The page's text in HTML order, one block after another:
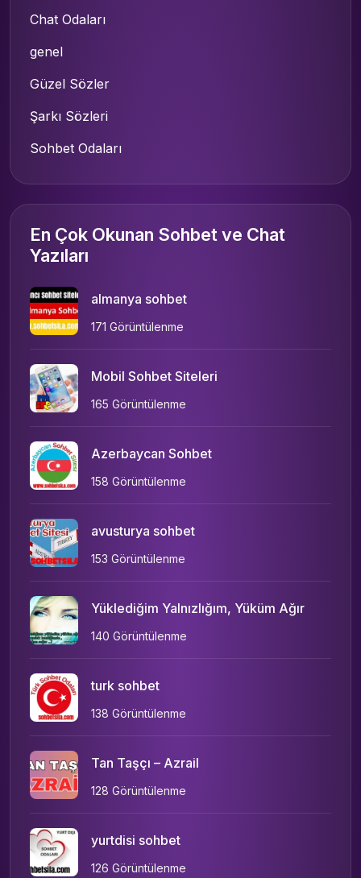
Chat Odaları
genel
Güzel Sözler
Şarkı Sözleri
Sohbet Odaları
En Çok Okunan Sohbet ve Chat
Yazıları
almanya sohbet
171 Görüntülenme
Mobil Sohbet Siteleri
165 Görüntülenme
Azerbaycan Sohbet
158 Görüntülenme
avusturya sohbet
153 Görüntülenme
Yüklediğim Yalnızlığım, Yüküm Ağır
140 Görüntülenme
turk sohbet
138 Görüntülenme
Tan Taşçı – Azrail
128 Görüntülenme
yurtdisi sohbet
126 Görüntülenme